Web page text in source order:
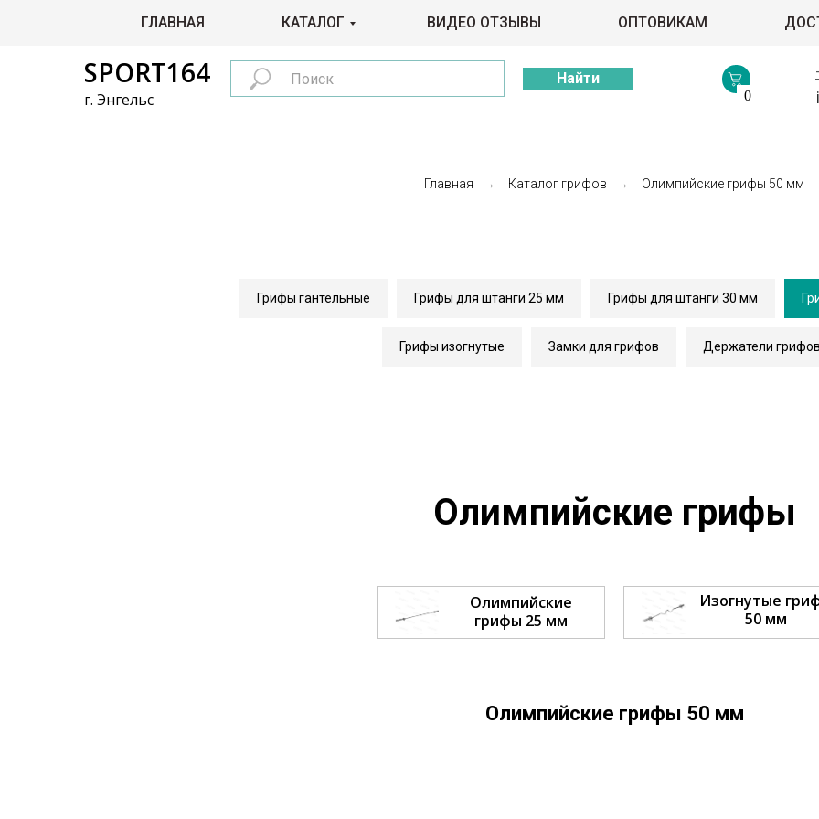
SPORT164 Найти
0
г. Энгельс
ГЛАВНАЯ КАТАЛОГ ВИДЕО ОТЗЫВЫ ОПТОВИКАМ
Главная → Каталог грифов → Олимпийские грифы 50 мм
Грифы гантельные Грифы для штанги 25 мм Грифы для штанги 30 мм
Грифы изогнутые Замки для грифов Держатели
Олимпийские грифы
Олимпийские
грифы 25 мм
Изогнутые
50 мм
Олимпийские грифы 50 мм